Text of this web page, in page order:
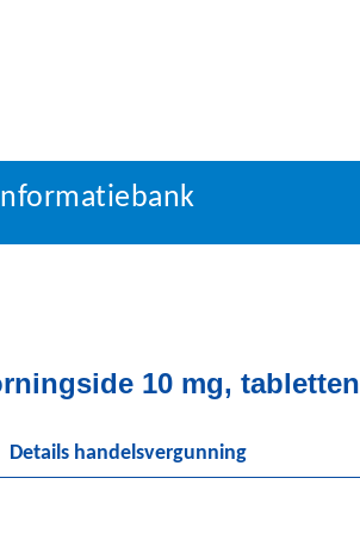
10 mg, tabletten
Details handelsvergunning